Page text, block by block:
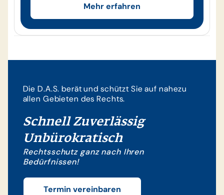
Mehr erfahren
Die D.A.S. berät und schützt Sie auf nahezu
allen Gebieten des Rechts.
Schnell Zuverlässig
Unbürokratisch
Rechtsschutz ganz nach Ihren
Bedürfnissen!
Termin vereinbaren